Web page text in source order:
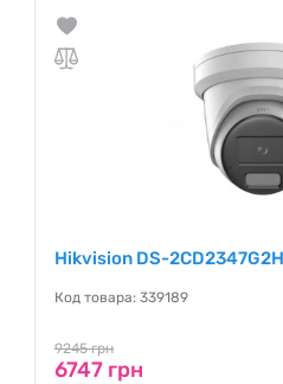
Hikvision DS-
Код товара: 339189
9245 грн
6747 грн